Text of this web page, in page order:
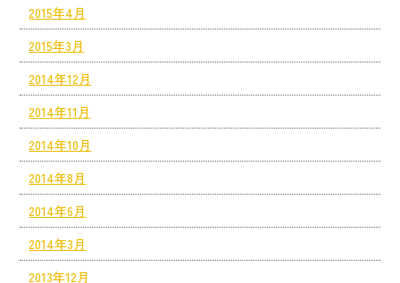
2015年4月
2015年3月
2014年12月
2014年11月
2014年10月
2014年8月
2014年6月
2014年3月
2013年12月